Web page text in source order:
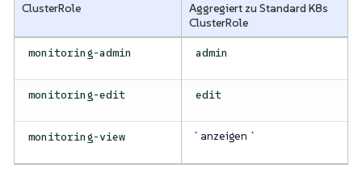
ClusterRole
Aggregiert zu Standard K8s
ClusterRole
monitoring-admin admin
monitoring-edit edit
monitoring-view `anzeigen `